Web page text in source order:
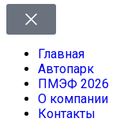
Главная
Автопарк
ПМЭФ 2026
О компании
Контакты